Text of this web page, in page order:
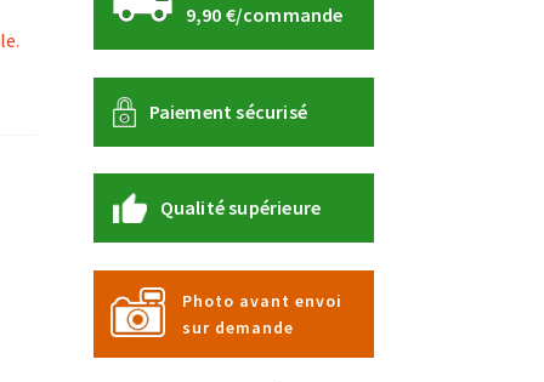
9,90 €/commande
Paiement sécurisé
Qualité supérieure
Photo avant envoi
sur demande